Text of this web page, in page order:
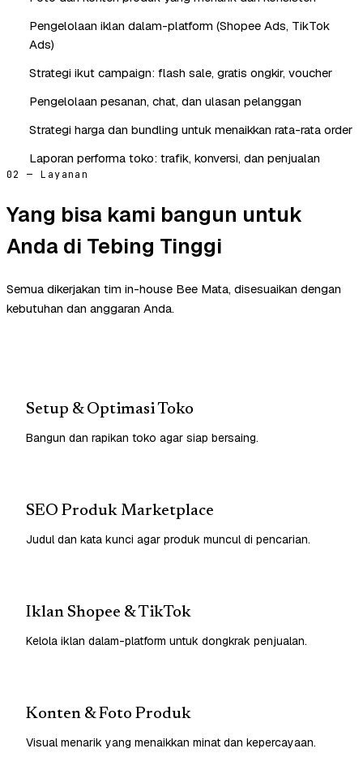
Pengelolaan iklan dalam-platform (Shopee Ads, TikTok
Ads)
Strategi ikut campaign: flash sale, gratis ongkir, voucher
Pengelolaan pesanan, chat, dan ulasan pelanggan
Strategi harga dan bundling untuk menaikkan rata-rata order
Laporan performa toko: trafik, konversi, dan penjualan
02 — Layanan
Yang bisa kami bangun untuk
Anda di Tebing Tinggi
Semua dikerjakan tim in-house Bee Mata, disesuaikan dengan
kebutuhan dan anggaran Anda.
Setup & Optimasi Toko
Bangun dan rapikan toko agar siap bersaing.
SEO Produk Marketplace
Judul dan kata kunci agar produk muncul di pencarian.
Iklan Shopee & TikTok
Kelola iklan dalam-platform untuk dongkrak penjualan.
Konten & Foto Produk
Visual menarik yang menaikkan minat dan kepercayaan.